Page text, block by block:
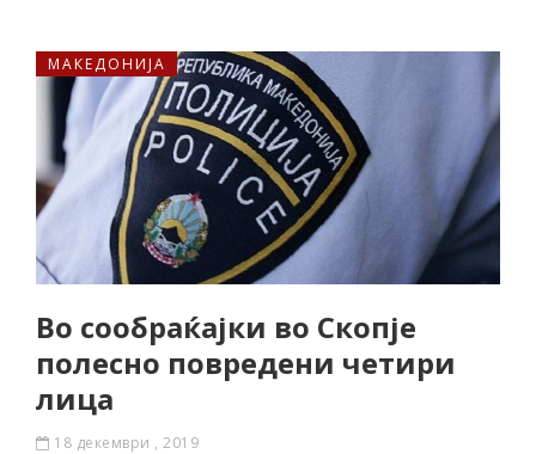
МАКЕДОНИЈА
Во сообраќајки во Скопје
полесно повредени четири
лица
18 декември , 2019